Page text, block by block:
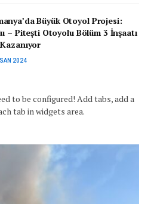
Büyük Otoyol Projesi:
– Pitești Otoyolu Bölüm 3 İnşaatı
2024
to be configured! Add tabs, add a
tab in widgets area.